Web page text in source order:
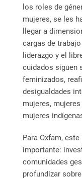
los roles de
mujeres, se les
llegar a
cargas de
liderazgo y el
cuidados siguen
feminizados,
desigualdades
mujeres,
mujeres
Para Oxfam,
importante:
comunidades
profundizar